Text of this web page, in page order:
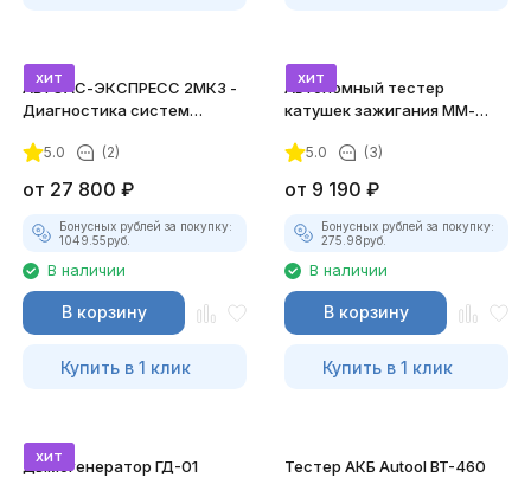
хит
АВТОАС-ЭКСПРЕСС 2МК3 -
Диагностика систем
5.0 (2)
от 27 800 ₽
Бонусных рублей за покупку:
1049.55руб.
В наличии
В корзину
Купить в 1 клик
хит
Автономный тестер
катушек зажигания ММ-
комплект)
5.0 (3)
от 9 190 ₽
Бонусных рублей за покупку:
275.98руб.
В наличии
В корзину
Купить в 1 клик
хит
Дымогенератор ГД-01
Тестер АКБ Autool BT-460